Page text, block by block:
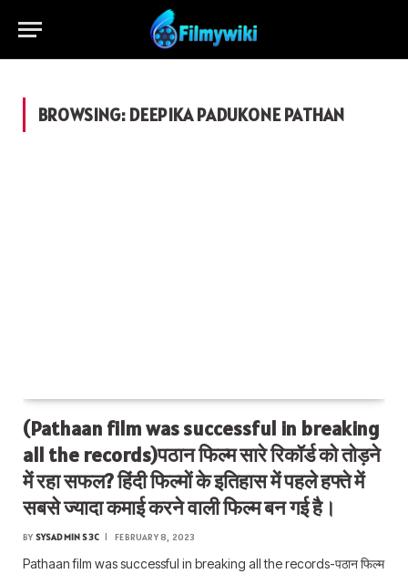
BROWSING: DEEPIKA PADUKONE PATHAN
(Pathaan film was successful in breaking
all the records)पठान फिल्म सारे रिकॉर्ड को तोड़ने
में रहा सफल? हिंदी फिल्मों के इतिहास में पहले हफ्ते में
सबसे ज्यादा कमाई करने वाली फिल्म बन गई है।
BY SYSADMIN S3C FEBRUARY 8, 2023
Pathaan film was successful in breaking all the records-पठान फिल्म